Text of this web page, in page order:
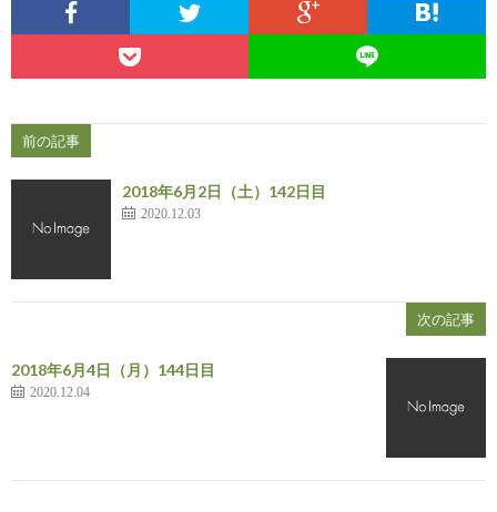
前の記事
2018年6月2日（土）142日目
2020.12.03
次の記事
2018年6月4日（月）144日目
2020.12.04